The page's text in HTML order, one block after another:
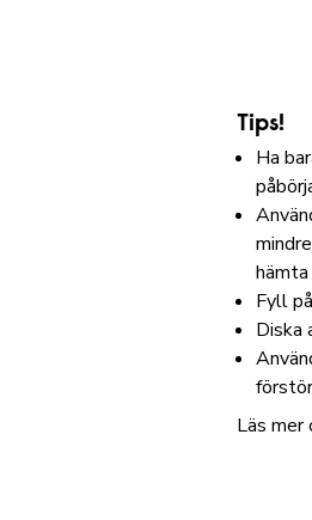
Tips!
Ha
Fyll
Diska
Läs mer